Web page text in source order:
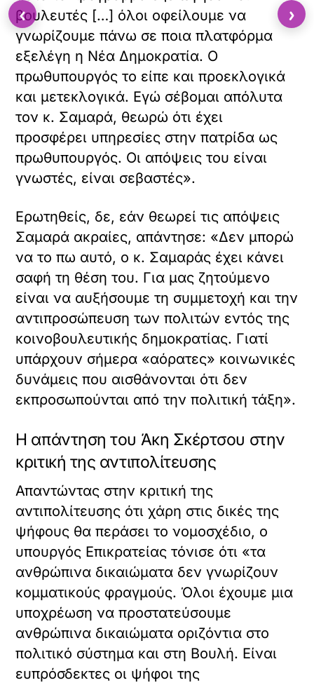
βουλευτές […] όλοι οφείλουμε να
γνωρίζουμε πάνω σε ποια πλατφόρμα
εξελέγη η Νέα Δημοκρατία. Ο
πρωθυπουργός το είπε και προεκλογικά
και μετεκλογικά. Εγώ σέβομαι απόλυτα
τον κ. Σαμαρά, θεωρώ ότι έχει
προσφέρει υπηρεσίες στην πατρίδα ως
πρωθυπουργός. Οι απόψεις του είναι
γνωστές, είναι σεβαστές».
Ερωτηθείς, δε, εάν θεωρεί τις απόψεις
Σαμαρά ακραίες, απάντησε: «Δεν μπορώ
να το πω αυτό, ο κ. Σαμαράς έχει κάνει
σαφή τη θέση του. Για μας ζητούμενο
είναι να αυξήσουμε τη συμμετοχή και την
αντιπροσώπευση των πολιτών εντός της
κοινοβουλευτικής δημοκρατίας. Γιατί
υπάρχουν σήμερα «αόρατες» κοινωνικές
δυνάμεις που αισθάνονται ότι δεν
εκπροσωπούνται από την πολιτική τάξη».
Η απάντηση του Άκη Σκέρτσου στην
κριτική της αντιπολίτευσης
Απαντώντας στην κριτική της
αντιπολίτευσης ότι χάρη στις δικές της
ψήφους θα περάσει το νομοσχέδιο, ο
υπουργός Επικρατείας τόνισε ότι «τα
ανθρώπινα δικαιώματα δεν γνωρίζουν
κομματικούς φραγμούς. Όλοι έχουμε μια
υποχρέωση να προστατεύσουμε
ανθρώπινα δικαιώματα οριζόντια στο
πολιτικό σύστημα και στη Βουλή. Είναι
ευπρόσδεκτες οι ψήφοι της
‹ ›